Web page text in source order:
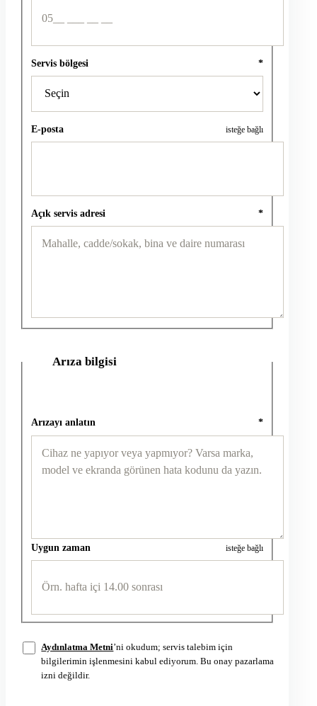
Servis bölgesi *
E-posta isteğe bağlı
Açık servis adresi *
Arıza bilgisi
Arızayı anlatın *
Uygun zaman isteğe bağlı
Aydınlatma Metni’ni okudum; servis talebim için
bilgilerimin işlenmesini kabul ediyorum. Bu onay pazarlama
izni değildir.